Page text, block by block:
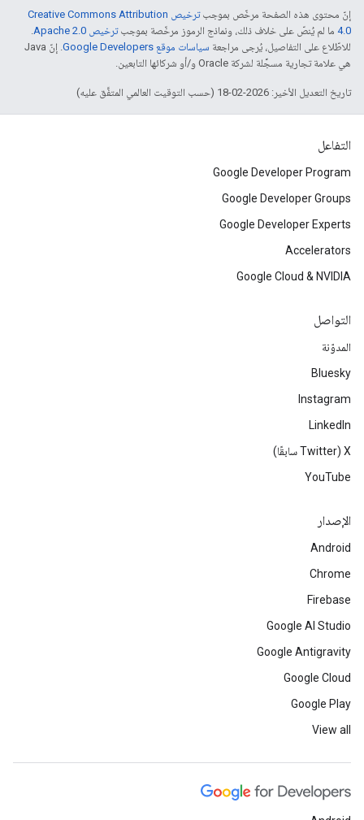
إنّ محتوى هذه الصفحة مرخّص بموجب
ترخيص Creative Commons Attribution
4.0‏ ما لم يُنصّ على خلاف ذلك، ونماذج الرموز مرخّصة بموجبترخيص Apache 2.0‏
.
للاطّلاع على التفاصيل، يُرجى مراجعة سياسات موقع Google Developers‏
. إنّ Java
هي علامة تجارية مسجَّلة لشركة Oracle و/أو شركائها التابعين.
تاريخ التعديل الأخير: 2026-02-18 (حسب التوقيت العالمي المتفَّق عليه)
التفاعل
Google Developer Program
Google Developer Groups
Google Developer Experts
Accelerators
Google Cloud & NVIDIA
التواصل
المدوّنة
Bluesky
Instagram
LinkedIn
‫X ‏(Twitter سابقًا)
YouTube
الإصدار
Android
Chrome
Firebase
Google AI Studio
Google Antigravity
Google Cloud
Google Play
View all